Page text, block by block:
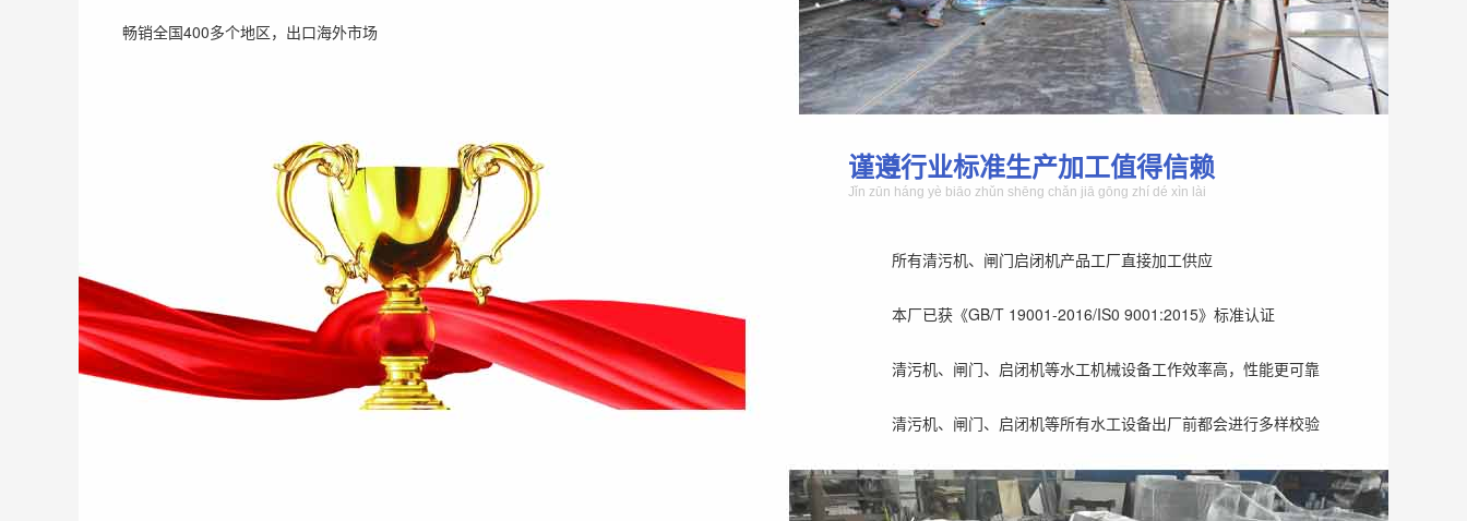
畅销全国400多个地区，出口海外市场
谨遵行业标准生产加工值得信赖
Jǐn zūn háng yè biāo zhǔn shēng chǎn jiā gōng zhí dé xìn lài
所有清污机、闸门启闭机产品工厂直接加工供应
本厂已获《GB/T 19001-2016/IS0 9001:2015》标准认证
清污机、闸门、启闭机等水工机械设备工作效率高，性能更可靠
清污机、闸门、启闭机等所有水工设备出厂前都会进行多样校验